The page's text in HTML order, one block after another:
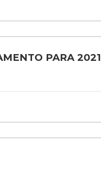
PARA 2021